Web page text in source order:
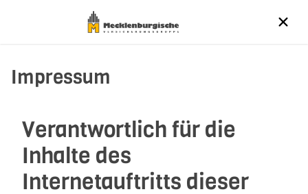
Impressum
Verantwortlich für die
Inhalte des
Internetauftritts dieser